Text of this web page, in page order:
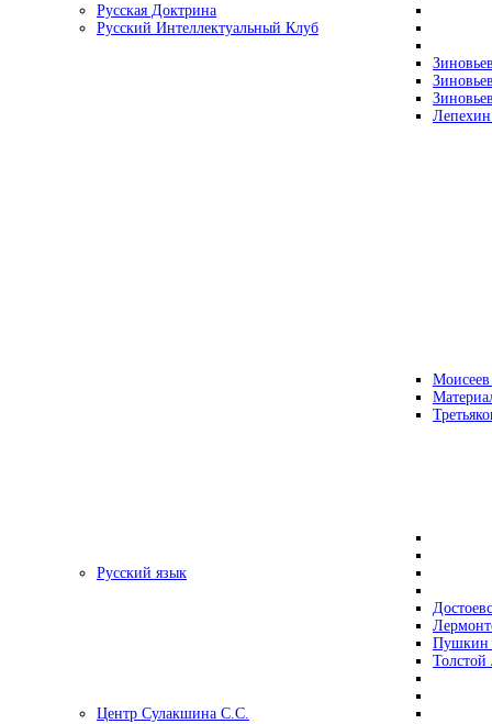
Русская Доктрина
Русский Интеллектуальный Клуб
Русский язык
Центр Сулакшина С.С.